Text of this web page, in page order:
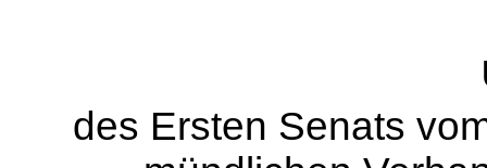
des Ersten Senats